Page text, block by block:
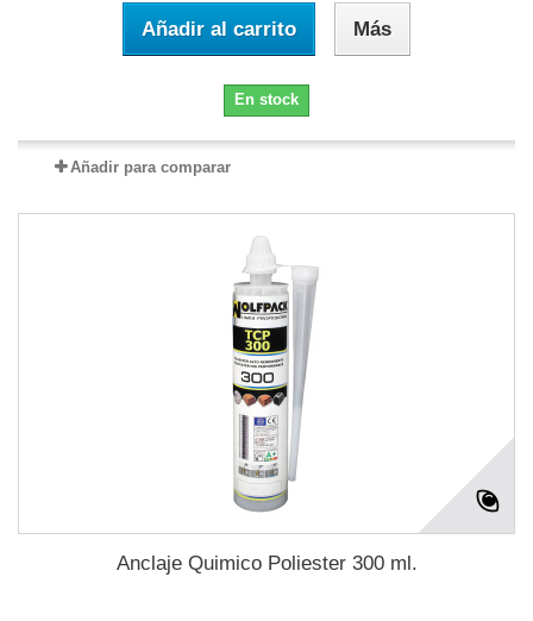
Añadir al carrito Más
En stock
Añadir para comparar
Anclaje Quimico Poliester 300 ml.